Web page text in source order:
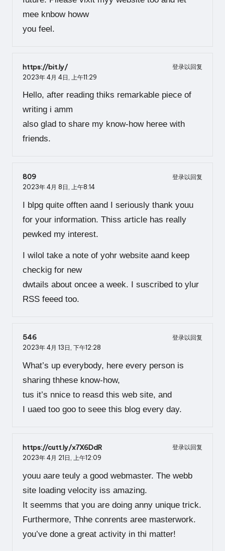
mee knbow howw
you feel.
https://bit.ly/
登录以回复
2023年 4月 4日,
上午11:29
Hello, after reading thiks remarkable piece of
writing i amm
also glad to share my know-how heree with
friends.
809
登录以回复
2023年 4月 8日, 上午8:14
I blpg quite offten aand I seriously thank youu
for your information. Thiss article has really
pewked my interest.
I wilol take a note of yohr website aand keep
checkig for new
dwtails about oncee a week. I suscribed to ylur
RSS feeed too.
546
登录以回复
2023年 4月 13日, 下午12:28
What’s up everybody, here every person is
sharing thhese know-how,
tus it’s nnice to reasd this web site, and
I uaed too goo to seee this blog every day.
https://cutt.ly/x7X6DdR
登录以回复
2023年 4月 21日,
上午12:09
youu aare teuly a good webmaster. The webb
site loading velocity iss amazing.
It seemms that you are doing anny unique trick.
Furthermore, Thhe conrents aree masterwork.
you’ve done a great activity in thi matter!